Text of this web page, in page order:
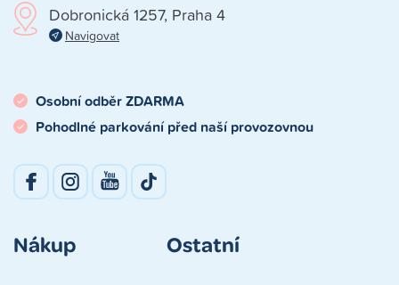
Dobronická 1257, Praha 4
Navigovat
Osobní odběr ZDARMA
Pohodlné parkování před naší provozovnou
Nákup Ostatní